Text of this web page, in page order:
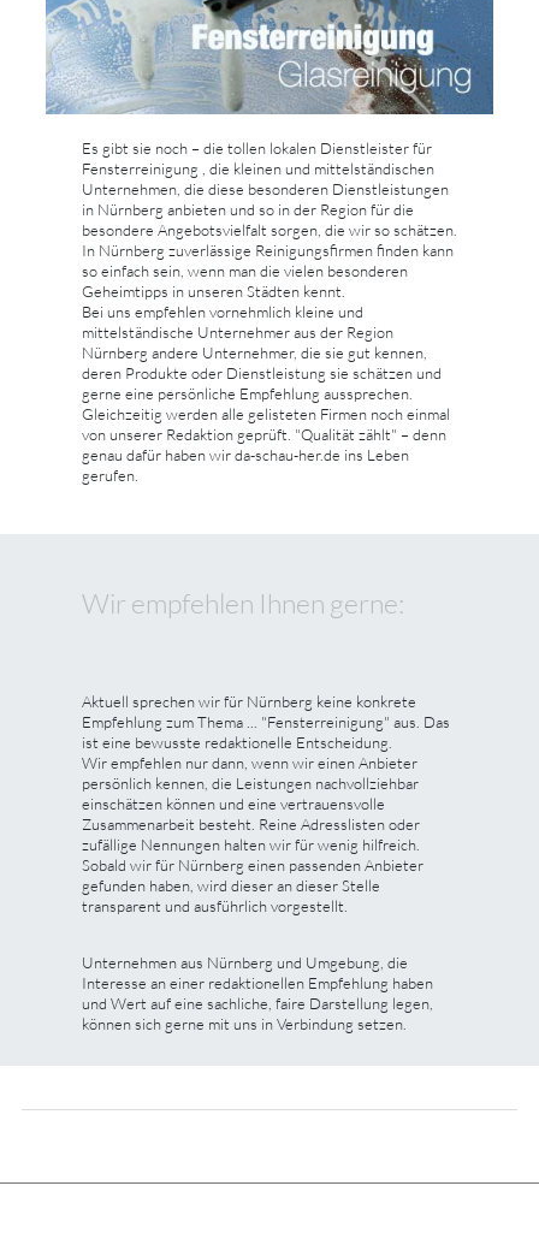
Es gibt sie noch – die tollen lokalen Dienstleister für
Fensterreinigung , die kleinen und mittelständischen
Unternehmen, die diese besonderen Dienstleistungen
in Nürnberg anbieten und so in der Region für die
besondere Angebotsvielfalt sorgen, die wir so schätzen.
In Nürnberg zuverlässige Reinigungsfirmen finden kann
so einfach sein, wenn man die vielen besonderen
Geheimtipps in unseren Städten kennt.
Bei uns empfehlen vornehmlich kleine und
mittelständische Unternehmer aus der Region
Nürnberg andere Unternehmer, die sie gut kennen,
deren Produkte oder Dienstleistung sie schätzen und
gerne eine persönliche Empfehlung aussprechen.
Gleichzeitig werden alle gelisteten Firmen noch einmal
von unserer Redaktion geprüft. "Qualität zählt" – denn
genau dafür haben wir da-schau-her.de ins Leben
gerufen.
Wir empfehlen Ihnen gerne:
Aktuell sprechen wir für Nürnberg keine konkrete
Empfehlung zum Thema ... "Fensterreinigung" aus. Das
ist eine bewusste redaktionelle Entscheidung.
Wir empfehlen nur dann, wenn wir einen Anbieter
persönlich kennen, die Leistungen nachvollziehbar
einschätzen können und eine vertrauensvolle
Zusammenarbeit besteht. Reine Adresslisten oder
zufällige Nennungen halten wir für wenig hilfreich.
Sobald wir für Nürnberg einen passenden Anbieter
gefunden haben, wird dieser an dieser Stelle
transparent und ausführlich vorgestellt.
Unternehmen aus Nürnberg und Umgebung, die
Interesse an einer redaktionellen Empfehlung haben
und Wert auf eine sachliche, faire Darstellung legen,
können sich gerne mit uns in Verbindung setzen.